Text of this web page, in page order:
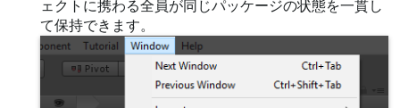
ェクトに携わる全員が同じパッケージの状態を一貫し
て保持できます。